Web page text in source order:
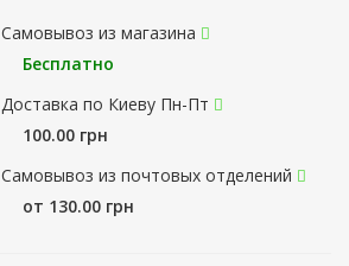
Самовывоз из магазина
Бесплатно
Доставка по Киеву Пн-Пт
100.00 грн
Самовывоз из почтовых отделений
от 130.00 грн